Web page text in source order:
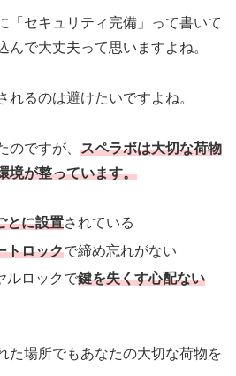
「セキュリティ完備」って書いて
んで大丈夫って思いますよね。
れるのは避けたいですよね。
のですが、 スペラボは大切な荷物
境が整っています。
とに設置されている
トロックで締め忘れがない
ルロックで鍵を失くす心配ない
た場所でもあなたの大切な荷物を